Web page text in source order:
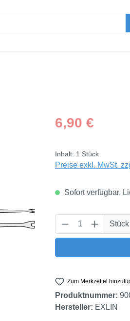
Regulärer Preis:
6,90 €
Inhalt: 1 Stück
Preise exkl. MwSt.
Sofort verfügbar,
Produkt Stück
Zum Merkzettel
Produktnummer:
Hersteller: EXLIN